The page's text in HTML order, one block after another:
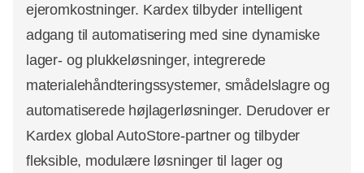
ejeromkostninger. Kardex tilbyder intelligent
adgang til automatisering med sine dynamiske
lager- og plukkeløsninger, integrerede
materialehåndteringssystemer, smådelslagre og
automatiserede højlagerløsninger. Derudover er
Kardex global AutoStore-partner og tilbyder
fleksible, modulære løsninger til lager og